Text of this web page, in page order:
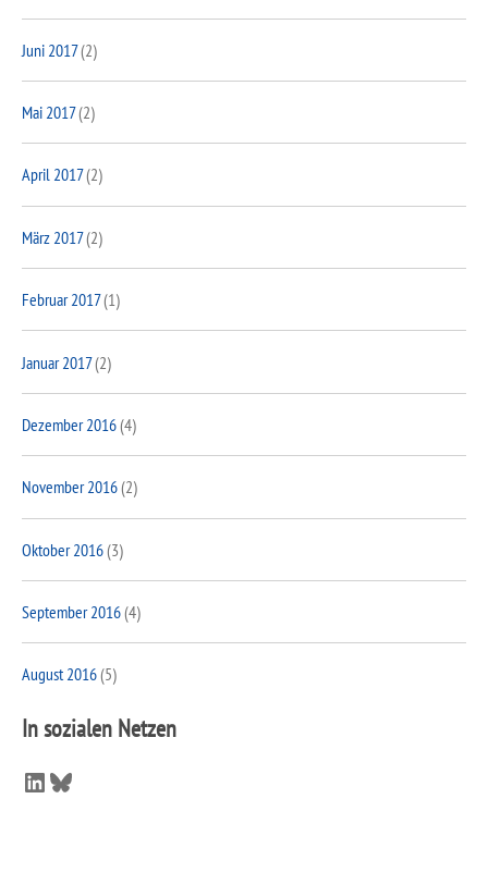
Juni 2017(2)
Mai 2017(2)
April 2017(2)
März 2017(2)
Februar 2017(1)
Januar 2017(2)
Dezember 2016(4)
November 2016(2)
Oktober 2016(3)
September 2016(4)
August 2016(5)
In sozialen Netzen
LinkedIn
Bluesky